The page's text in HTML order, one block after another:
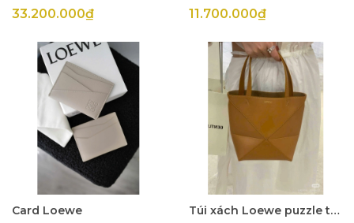
33.200.000₫ 11.700.000₫
Card Loewe Túi xách Loewe puzzle tote mini